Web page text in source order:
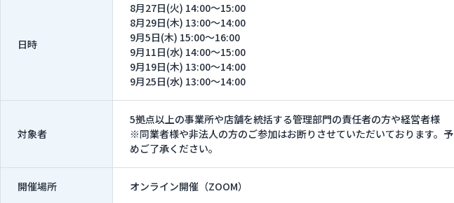
日時
8月27日(火) 14:00～15:00
8月29日(木) 13:00～14:00
9月5日(木) 15:00～16:00
9月11日(水) 14:00～15:00
9月19日(木) 13:00～14:00
9月25日(水) 13:00～14:00
対象者
5拠点以上の事業所や店舗を統括する管理部門の責任者の方や経営者様
※同業者様や非法人の方のご参加はお断りさせていただいております。予
めご了承ください。
開催場所 オンライン開催（ZOOM）